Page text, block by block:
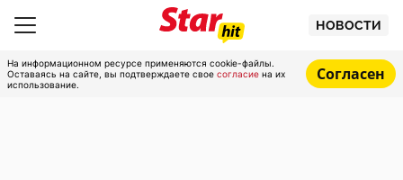
НОВОСТИ
На информационном ресурсе применяются cookie-файлы.
Оставаясь на сайте, вы подтверждаете свое согласие на их
использование.
Согласен